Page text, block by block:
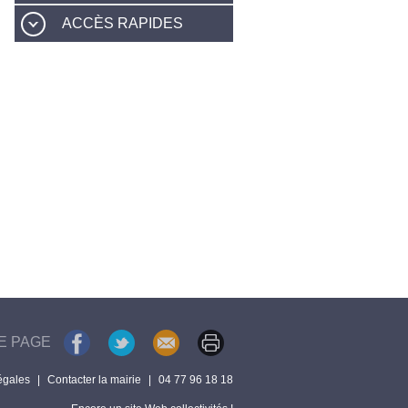
ACCÈS RAPIDES
PAGE
Contacter la mairie 04 77 96 18 18